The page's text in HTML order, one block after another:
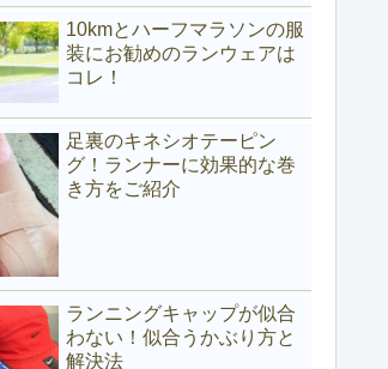
10kmとハーフマラソンの服
装にお勧めのランウェアは
コレ！
足裏のキネシオテーピン
グ！ランナーに効果的な巻
き方をご紹介
ランニングキャップが似合
わない！似合うかぶり方と
解決法